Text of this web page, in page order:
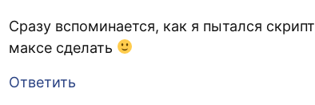
Сразу вспоминается, как я пытался
максе сделать
Ответить